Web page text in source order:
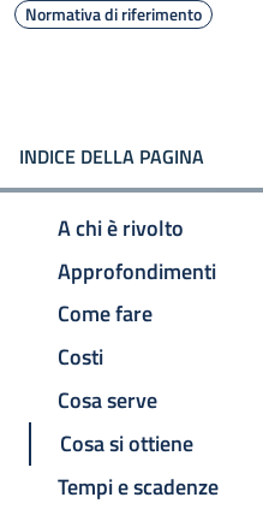
Normativa di riferimento
INDICE DELLA PAGINA
A chi è rivolto
Approfondimenti
Come fare
Costi
Cosa serve
Cosa si ottiene
Tempi e scadenze